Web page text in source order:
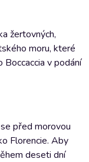
žertovných,
moru, které
Boccaccia v podání
před morovou
Florencie. Aby
deseti dní